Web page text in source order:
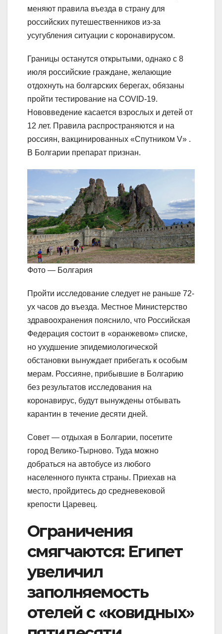
меняют правила въезда в страну для
российских путешественников из-за
усугубления ситуации с коронавирусом.
Границы останутся открытыми, однако с 8
июля российские граждане, желающие
отдохнуть на болгарских берегах, обязаны
пройти тестирование на COVID-19.
Нововведение касается взрослых и детей от
12 лет. Правила распространяются и на
россиян, вакцинированных «Спутником V» .
В Болгарии препарат признан.
Фото — Болгария
Пройти исследование следует не раньше 72-
ух часов до въезда. Местное Министерство
здравоохранения пояснило, что Российская
Федерация состоит в «оранжевом» списке,
но ухудшение эпидемиологической
обстановки вынуждает прибегать к особым
мерам. Россияне, прибывшие в Болгарию
без результатов исследования на
коронавирус, будут вынуждены отбывать
карантин в течение десяти дней.
Совет — отдыхая в Болгарии, посетите
город Велико-Тырново. Туда можно
добраться на автобусе из любого
населенного пункта страны. Приехав на
место, пройдитесь до средневековой
крепости Царевец.
Ограничения
смягчаются: Египет
увеличил
заполняемость
отелей с «ковидных»